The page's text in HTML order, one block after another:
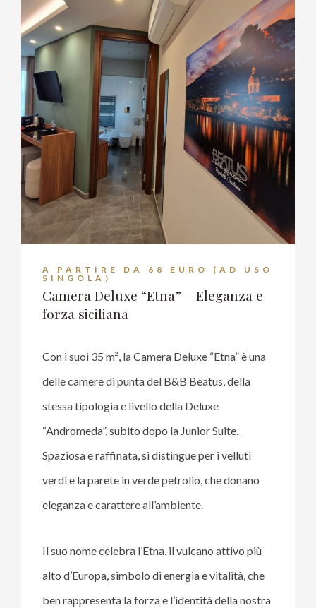
Macchina caffè a cialde
Aria climatizzata
Wi-fi
Tv LCD
Bagno in camera
A PARTIRE DA 68 EURO (AD USO
SINGOLA)
Camera Deluxe “Etna” – Eleganza e
forza siciliana
Con i suoi 35 m², la Camera Deluxe “Etna” è una
delle camere di punta del B&B Beatus, della
stessa tipologia e livello della Deluxe
“Andromeda”, subito dopo la Junior Suite.
Spaziosa e raffinata, si distingue per i velluti
verdi e la parete in verde petrolio, che donano
eleganza e carattere all’ambiente.
Il suo nome celebra l’Etna, il vulcano attivo più
alto d’Europa, simbolo di energia e vitalità, che
ben rappresenta la forza e l’identità della nostra